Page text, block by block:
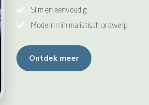
Slim en eenvoudig
Modern minimalistisch ontwerp
Ontdek meer